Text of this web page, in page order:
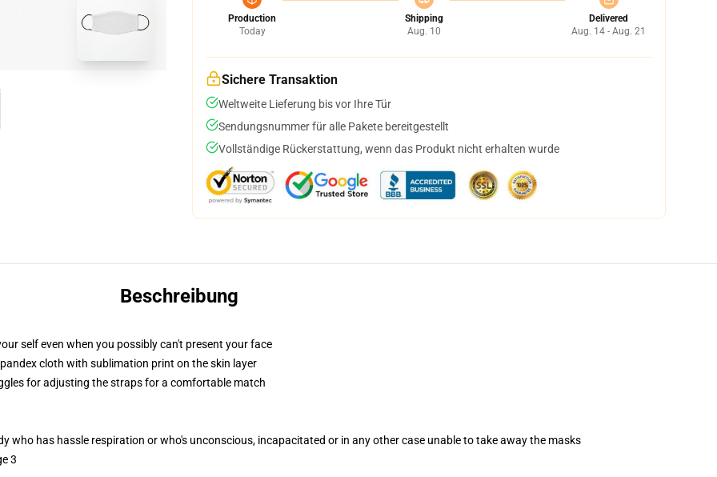
Production
Today
Shipping
Aug. 10
Delivered
Aug. 14 - Aug. 21
Sichere Transaktion
Weltweite Lieferung bis vor Ihre Tür
Sendungsnummer für alle Pakete bereitgestellt
Vollständige Rückerstattung, wenn das Produkt nicht erhalten wurde
Beschreibung
self even when you possibly can't present your face
cloth with sublimation print on the skin layer
for adjusting the straps for a comfortable match
who has hassle respiration or who's unconscious, incapacitated or in any other case unable to take away the masks
3